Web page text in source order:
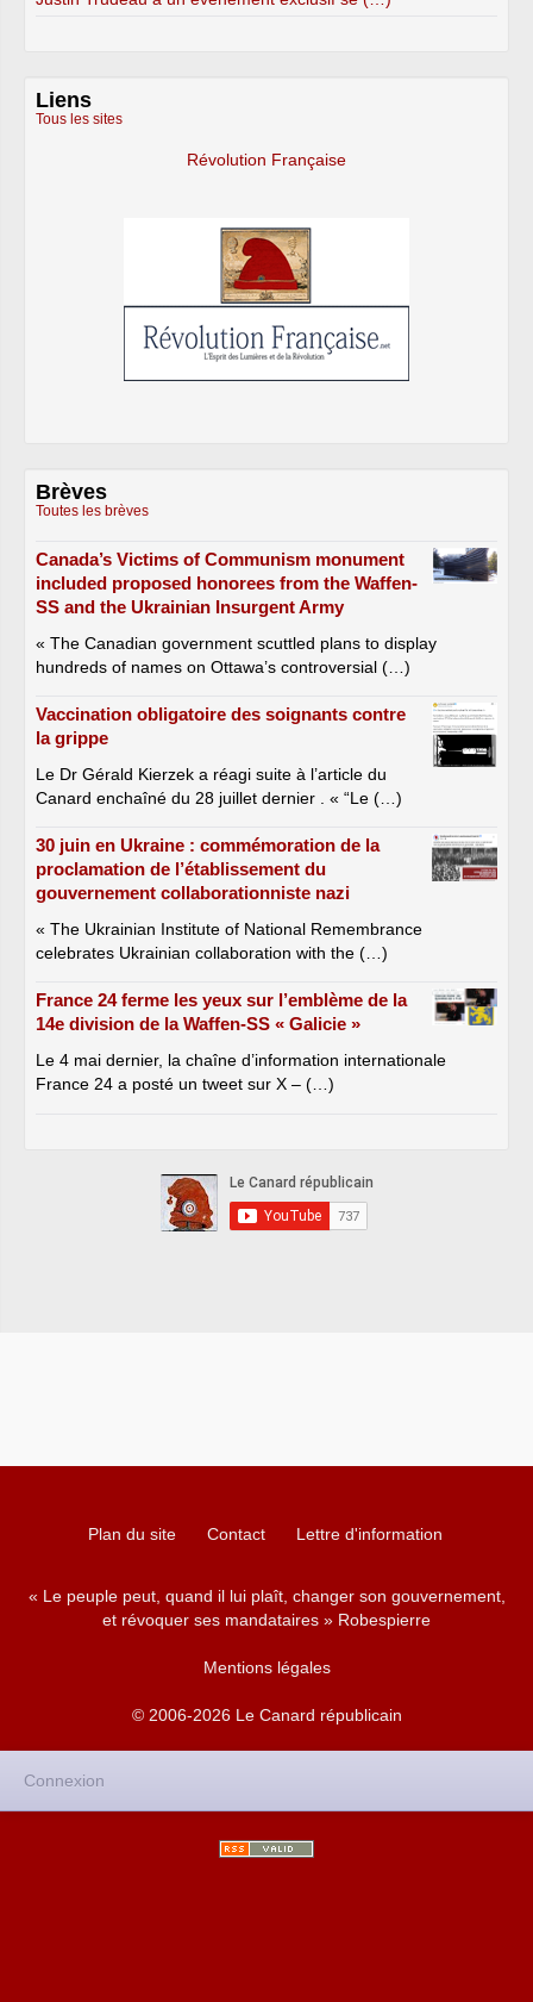
Liens
Tous les sites
Révolution Française
Brèves
Toutes les brèves
Canada’s Victims of Communism monument
included proposed honorees from the Waffen-
SS and the Ukrainian Insurgent Army
« The Canadian government scuttled plans to display
hundreds of names on Ottawa’s controversial (…)
Vaccination obligatoire des soignants contre
la grippe
Le Dr Gérald Kierzek a réagi suite à l’article du
Canard enchaîné du 28 juillet dernier . « “Le (…)
30 juin en Ukraine : commémoration de la
proclamation de l’établissement du
gouvernement collaborationniste nazi
« The Ukrainian Institute of National Remembrance
celebrates Ukrainian collaboration with the (…)
France 24 ferme les yeux sur l’emblème de la
14e division de la Waffen-SS « Galicie »
Le 4 mai dernier, la chaîne d’information internationale
France 24 a posté un tweet sur X – (…)
Plan du site Contact Lettre d'information
« Le peuple peut, quand il lui plaît, changer son gouvernement,
et révoquer ses mandataires » Robespierre
Mentions légales
© 2006-2026 Le Canard républicain
Connexion